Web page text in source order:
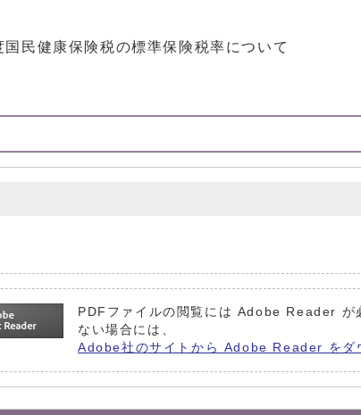
民健康保険税の標準保険税率について
PDFファイルの閲覧には Adobe Reader が
ない場合には、
Adobe社のサイトから Adobe Reader をダ